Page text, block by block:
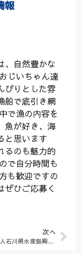
報
、自然豊かな
じいちゃん達
びりとした雰
船で底引き網
で漁の内容を
魚が好き、海
と思います
るのも魅力的
で自分時間も
も歓迎ですの
ぜひご応募く
次へ
一般財団法人石川県水産振興事業団